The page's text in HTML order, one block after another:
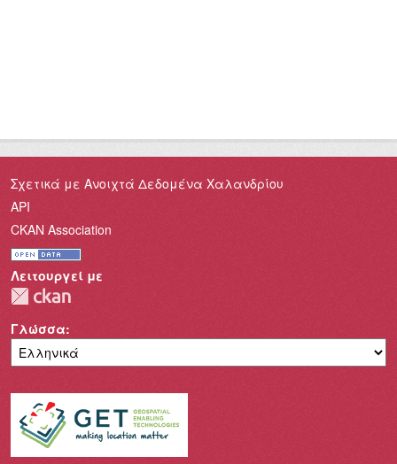
Σχετικά με Ανοιχτά Δεδομένα Χαλανδρίου
API
CKAN Association
Λειτουργεί με
Γλώσσα